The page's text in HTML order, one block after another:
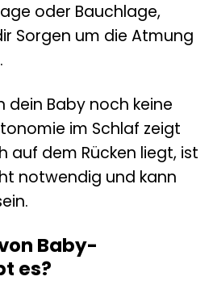
oder Bauchlage,
Sorgen um die Atmung
dein Baby noch keine
im Schlaf zeigt
auf dem Rücken liegt, ist
notwendig und kann
Baby-
es?